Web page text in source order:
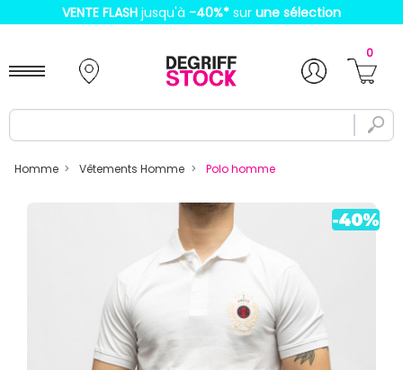
VENTE FLASH jusqu'à -40%* sur une sélection
0
Homme Vêtements Homme Polo homme